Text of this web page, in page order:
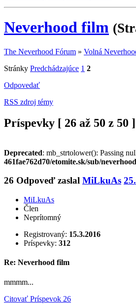
Neverhood film
The Neverhood Fórum » Volná
Stránky Predchádzajúce 1 2
Odpovedať
RSS zdroj témy
Príspevky [ 26 až 50 z 50 ]
Deprecated: mb_strtolower(): Passing
461fae762d70/etomite.sk/sub/
26 Odpoveď zaslal MiLkuAs
MiLkuAs
Člen
Neprítomný
Registrovaný: 15.3.2016
Príspevky: 312
Re: Neverhood film
mmmm...
Citovať Príspevok 26